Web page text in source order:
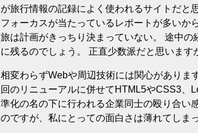
が旅行情報の記録によく使われるサイトだと
フォーカスが当たっているレポートが多いか
旅は計画がきっちり決まっていない。 途中
に残るのでしょう。 正直少数派だと思いま
相変わらずWebや周辺技術には関心がありま
回のリニューアルに併せてHTML5やCSS3、
準化の名の下に行われる企業同士の殴り合い
のですが、私にとっての面白さは薄れてしま